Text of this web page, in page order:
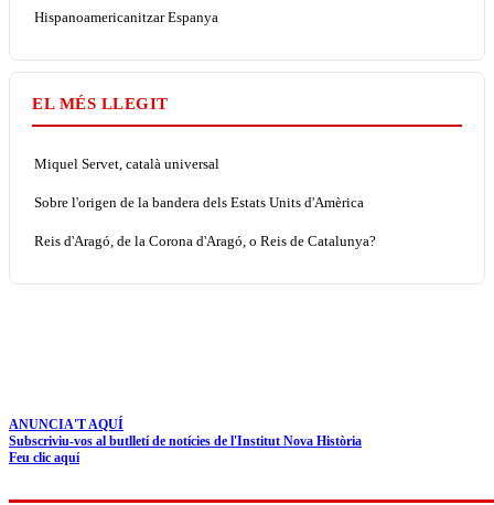
Hispanoamericanitzar Espanya
EL MÉS LLEGIT
Miquel Servet, català universal
Sobre l'origen de la bandera dels Estats Units d'Amèrica
Reis d'Aragó, de la Corona d'Aragó, o Reis de Catalunya?
ANUNCIA'T AQUÍ
Subscriviu-vos al butlletí de notícies de l'Institut Nova Història
Feu clic aquí